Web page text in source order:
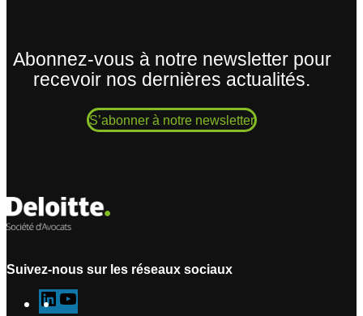
Abonnez-vous à notre newsletter pour
recevoir nos dernières actualités.
S’abonner à notre newsletter
Suivez-nous sur les réseaux sociaux
L